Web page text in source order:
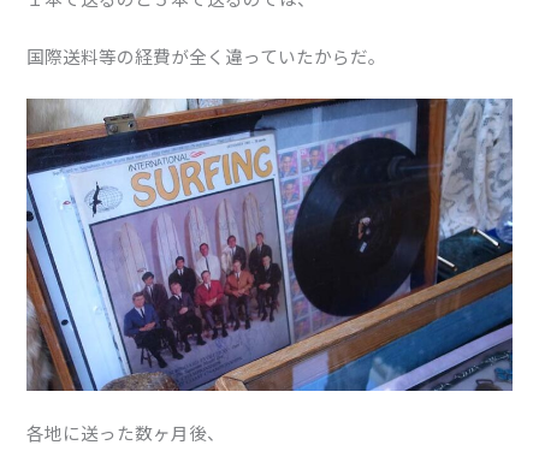
国際送料等の経費が全く違っていたからだ。
各地に送った数ヶ月後、